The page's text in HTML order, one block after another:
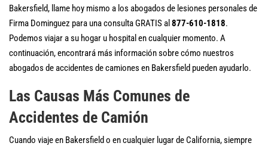
Bakersfield, llame hoy mismo a los abogados de lesiones personales de
Firma Dominguez para una consulta GRATIS al 877-610-1818.
Podemos viajar a su hogar u hospital en cualquier momento. A
continuación, encontrará más información sobre cómo nuestros
abogados de accidentes de camiones en Bakersfield pueden ayudarlo.
Las Causas Más Comunes de
Accidentes de Camión
Cuando viaje en Bakersfield o en cualquier lugar de California, siempre